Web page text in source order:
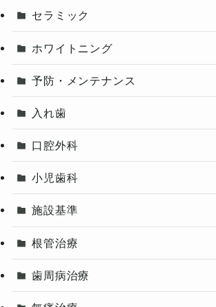
セラミック
ホワイトニング
予防・メンテナンス
入れ歯
口腔外科
小児歯科
施設基準
根管治療
歯周病治療